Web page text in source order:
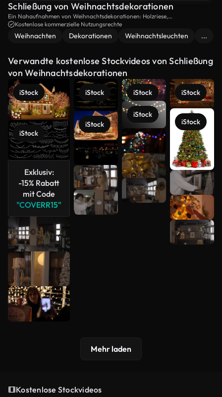
Schließung von Weihnachtsdekorationen
Ein Nahaufnahmen von Weihnachtsdekorationen: Holzriese,
Weihnachtsbeleuchtung, Kiefern, Kerzen und Wickelpapier.
Kostenlose kommerzielle Nutzungsrechte
Weihnachten Dekorationen Weihnachtsleuchten ...
Verwandte kostenlose Stockvideos von Schließung
von Weihnachtsdekorationen
iStock
iStock
Exklusiv:
-15% Rabatt
mit Code
"COVERR15"
iStock
iStock
iStock
iStock
iStock
iStock
Mehr
anzeigen
Mehr laden
Kostenlose Stockvideos